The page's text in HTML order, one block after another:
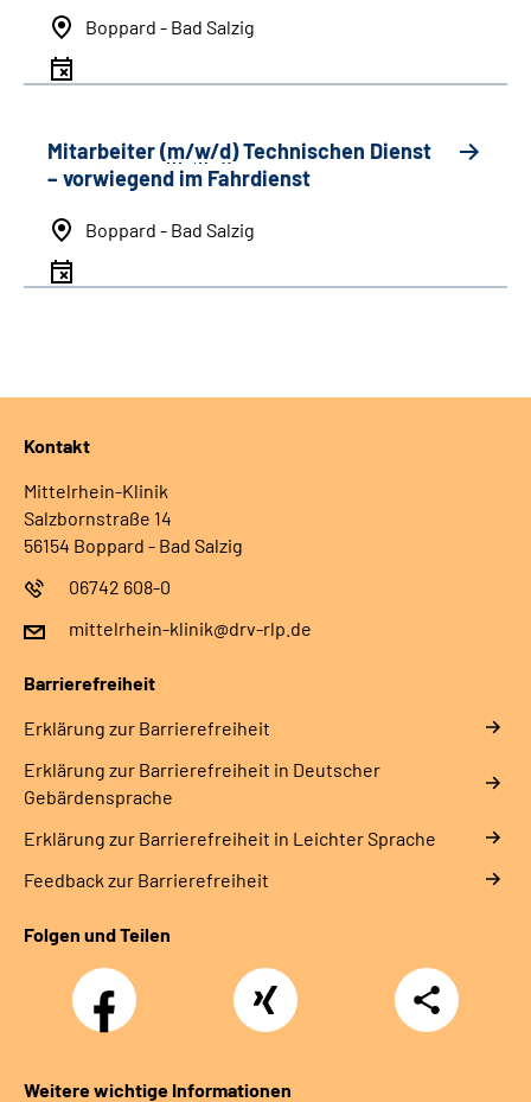
Boppard - Bad Salzig
Mitarbeiter (m/w/d) Technischen Dienst
– vorwiegend im Fahrdienst
Boppard - Bad Salzig
Kontakt
Mittelrhein-Klinik
Salzbornstraße 14
56154 Boppard - Bad Salzig
06742 608-0
mittelrhein-klinik@drv-rlp.de
Barrierefreiheit
Erklärung zur Barrierefreiheit
Erklärung zur Barrierefreiheit in Deutscher
Gebärdensprache
Erklärung zur Barrierefreiheit in Leichter Sprache
Feedback zur Barrierefreiheit
Folgen und Teilen
Facebook Xing
Teilen
Weitere wichtige Informationen